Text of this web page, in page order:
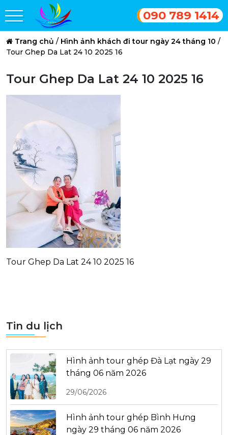
090 789 1414
Trang chủ / Hình ảnh khách đi tour ngày 24 tháng 10 /
Tour Ghep Da Lat 24 10 2025 16
Tour Ghep Da Lat 24 10 2025 16
Tour Ghep Da Lat 24 10 2025 16
Tin du lịch
Hình ảnh tour ghép Đà Lạt ngày 29
tháng 06 năm 2026
29/06/2026
Hình ảnh tour ghép Bình Hưng
ngày 29 tháng 06 năm 2026